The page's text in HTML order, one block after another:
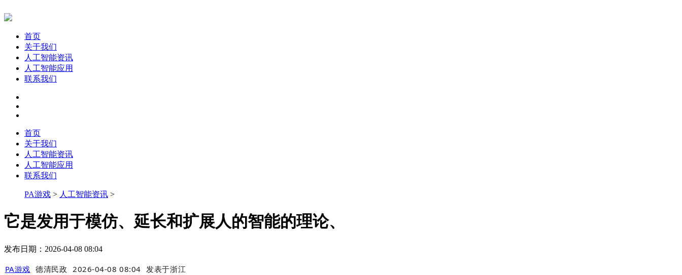
首页
关于我们
人工智能资讯
人工智能应用
联系我们
首页
关于我们
人工智能资讯
人工智能应用
联系我们
PA游戏 > 人工智能资讯 >
它是发用于模仿、延长和扩展人的智能的理论、
发布日期：2026-04-08 08:04
PA游戏 德清民政 2026-04-08 08:04 发表于浙江